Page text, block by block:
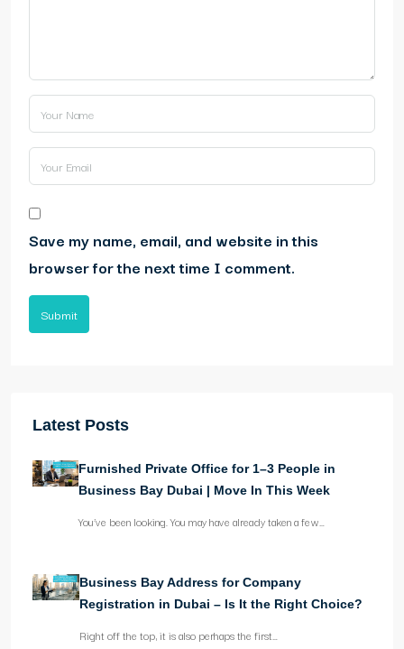
Save my name, email, and website in this
browser for the next time I comment.
Submit
Latest Posts
Furnished Private Office for 1–3 People in
Business Bay Dubai | Move In This Week
You’ve been looking. You may have already taken a few…
Business Bay Address for Company
Registration in Dubai – Is It the Right Choice?
Right off the top, it is also perhaps the first…